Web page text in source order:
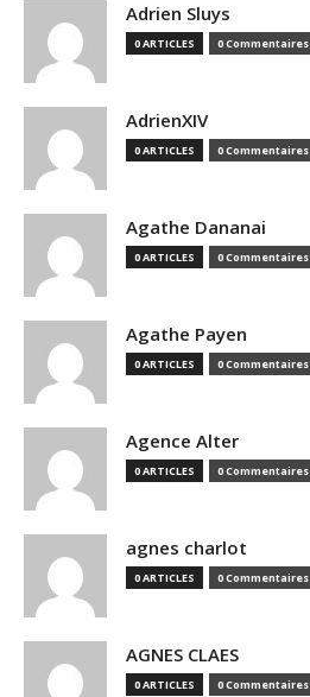
Adrien Sluys
0 ARTICLES 0 Commentaires
AdrienXIV
0 ARTICLES 0 Commentaires
Agathe Dananai
0 ARTICLES 0 Commentaires
Agathe Payen
0 ARTICLES 0 Commentaires
Agence Alter
0 ARTICLES 0 Commentaires
agnes charlot
0 ARTICLES 0 Commentaires
AGNES CLAES
0 ARTICLES 0 Commentaires